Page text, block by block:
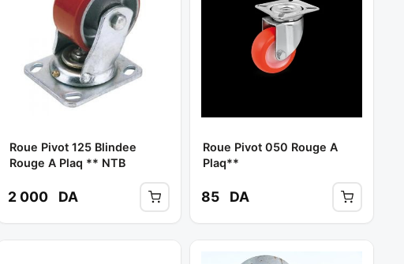
Roue Pivot 125 Blindee
Rouge A Plaq ** NTB
2 000 DA
Roue Pivot 050 Rouge A
Plaq**
85 DA